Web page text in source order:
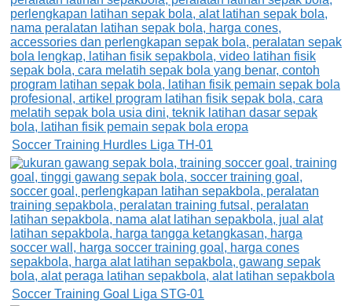
Soccer Training Hurdles Liga TH-01
Soccer Training Goal Liga STG-01